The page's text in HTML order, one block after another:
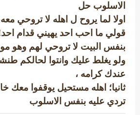
الاسلوب حل
اولا لما يروح ل اهله لا تروحي
قولي ما احب احد يهيني قدام
بنفس البيت لا تروحي لهم وهو
ولو يغلط عليك وانتوا لحالكم
عندك كرامه ،
ثانيا؛ اهله مستحيل يوقفوا معك
تردي عليه بنفس الاسلوب